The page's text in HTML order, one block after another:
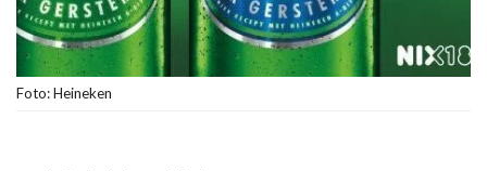
Foto: Heineken